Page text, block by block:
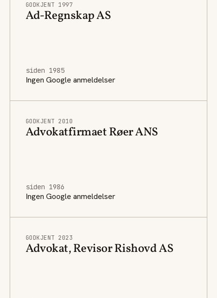
GODKJENT 1997
Ad-Regnskap AS
siden 1985
Ingen Google anmeldelser
GODKJENT 2010
Advokatfirmaet Røer ANS
siden 1986
Ingen Google anmeldelser
GODKJENT 2023
Advokat, Revisor Rishovd AS